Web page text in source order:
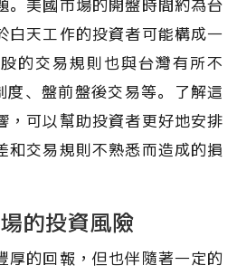
。美國市場的開盤時間約為台
白天工作的投資者可能構成一
的交易規則也與台灣有所不
、盤前盤後交易等。了解這
，可以幫助投資者更好地安排
和交易規則不熟悉而造成的損
的投資風險
厚的回報，但也伴隨著一定的